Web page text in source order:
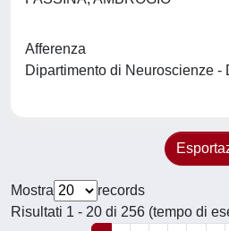
Afferenza
Dipartimento di Neuroscienze -
Mostra
records
Risultati 1 - 20 di 256 (tempo di